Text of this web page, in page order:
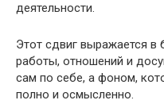
деятельности.
Этот сдвиг выражается
работы, отношений и
сам по себе, а фоном,
полно и осмысленно.